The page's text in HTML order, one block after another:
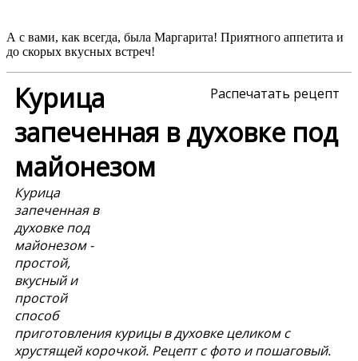
А с вами, как всегда, была Маргарита! Приятного аппетита и
до скорых вкусных встреч!
Распечатать рецепт
Курица
запеченная в духовке под
майонезом
Курица
запеченная в
духовке под
майонезом -
простой,
вкусный и
простой
способ
приготовления курицы в духовке целиком с
хрустящей корочкой. Рецепт с фото и пошаговый.